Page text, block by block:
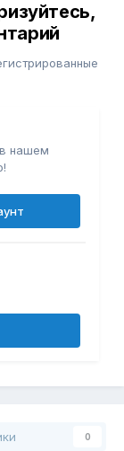
в нашем
0